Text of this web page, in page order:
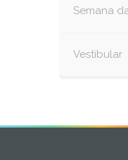
Semana
Vestibular